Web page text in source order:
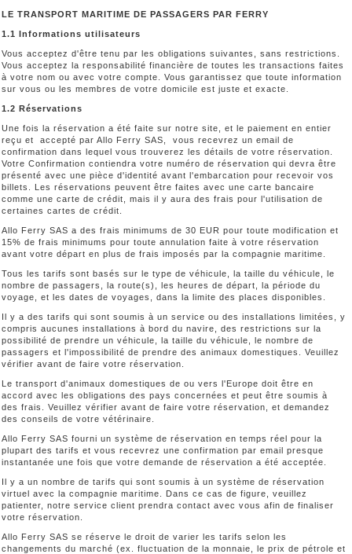
LE TRANSPORT MARITIME DE PASSAGERS PAR FERRY
1.1 Informations utilisateurs
Vous acceptez d'être tenu par les obligations suivantes, sans restrictions.
Vous acceptez la responsabilité financière de toutes les transactions faites
à votre nom ou avec votre compte. Vous garantissez que toute information
sur vous ou les membres de votre domicile est juste et exacte.
1.2 Réservations
Une fois la réservation a été faite sur notre site, et le paiement en entier
reçu et accepté par Allo Ferry SAS, vous recevrez un email de
confirmation dans lequel vous trouverez les détails de votre réservation.
Votre Confirmation contiendra votre numéro de réservation qui devra être
présenté avec une pièce d'identité avant l'embarcation pour recevoir vos
billets. Les réservations peuvent être faites avec une carte bancaire
comme une carte de crédit, mais il y aura des frais pour l'utilisation de
certaines cartes de crédit.
Allo Ferry SAS a des frais minimums de 30 EUR pour toute modification et
15% de frais minimums pour toute annulation faite à votre réservation
avant votre départ en plus de frais imposés par la compagnie maritime.
Tous les tarifs sont basés sur le type de véhicule, la taille du véhicule, le
nombre de passagers, la route(s), les heures de départ, la période du
voyage, et les dates de voyages, dans la limite des places disponibles.
Il y a des tarifs qui sont soumis à un service ou des installations limitées, y
compris aucunes installations à bord du navire, des restrictions sur la
possibilité de prendre un véhicule, la taille du véhicule, le nombre de
passagers et l'impossibilité de prendre des animaux domestiques. Veuillez
vérifier avant de faire votre réservation.
Le transport d'animaux domestiques de ou vers l'Europe doit être en
accord avec les obligations des pays concernées et peut être soumis à
des frais. Veuillez vérifier avant de faire votre réservation, et demandez
des conseils de votre vétérinaire.
Allo Ferry SAS fourni un système de réservation en temps réel pour la
plupart des tarifs et vous recevrez une confirmation par email presque
instantanée une fois que votre demande de réservation a été acceptée.
Il y a un nombre de tarifs qui sont soumis à un système de réservation
virtuel avec la compagnie maritime. Dans ce cas de figure, veuillez
patienter, notre service client prendra contact avec vous afin de finaliser
votre réservation.
Allo Ferry SAS se réserve le droit de varier les tarifs selon les
changements du marché (ex. fluctuation de la monnaie, le prix de pétrole et